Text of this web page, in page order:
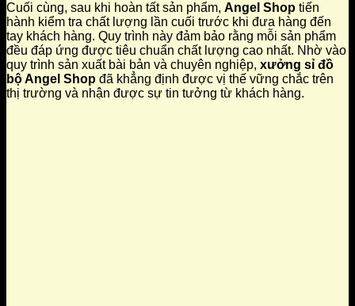
Cuối cùng, sau khi hoàn tất sản phẩm, Angel Shop tiến
hành kiểm tra chất lượng lần cuối trước khi đưa hàng đến
tay khách hàng. Quy trình này đảm bảo rằng mỗi sản phẩm
đều đáp ứng được tiêu chuẩn chất lượng cao nhất. Nhờ vào
quy trình sản xuất bài bản và chuyên nghiệp, xưởng sỉ đồ
bộ Angel Shop đã khẳng định được vị thế vững chắc trên
thị trường và nhận được sự tin tưởng từ khách hàng.